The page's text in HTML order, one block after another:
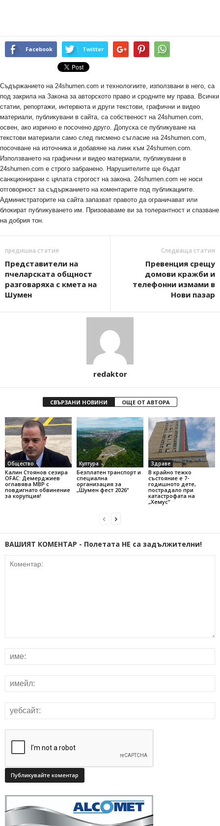
Facebook Twitter
Съдържанието на 24shumen.com и технологиите, използвани в него, са
под закрила на Закона за авторското право и сродните му права. Всички
статии, репортажи, интервюта и други текстови, графични и видео
материали, публикувани в сайта, са собственост на 24shumen.com,
освен, ако изрично е посочено друго. Допуска се публикуване на
текстови материали само след писмено съгласие на 24shumen.com,
посочване на източника и добавяне на линк към 24shumen.com.
Използването на графични и видео материали, публикувани в
24shumen.com е строго забранено. Нарушителите ще бъдат
санкционирани с цялата строгост на закона. 24shumen.com не носи
отговорност за съдържанието на коментарите под публикациите.
Администраторите на сайта запазват правото да ограничават или
блокират публикуването им. Призоваваме ви за толерантност и спазване
на добрия тон.
предишна статия
Представители на
пчеларската общност
разговаряха с кмета на
Шумен
Следваща статия
Превенция срещу
домови кражби и
телефонни измами в
Нови пазар
redaktor
СВЪРЗАНИ НОВИНИ ОЩЕ ОТ АВТОРА
Общество
Калин Стоянов сезира
OFAC: Демерджиев
оглавява МВР с
повдигнато обвинение
за корупция!
Култура
Безплатен транспорт и
специална
организация за
„Шумен фест 2026“
Здраве
В крайно тежко
състояние е 7-
годишното дете,
пострадало при
катастрофата на
„Хемус“
ВАШИЯТ КОМЕНТАР - Полетата НЕ са задължителни!